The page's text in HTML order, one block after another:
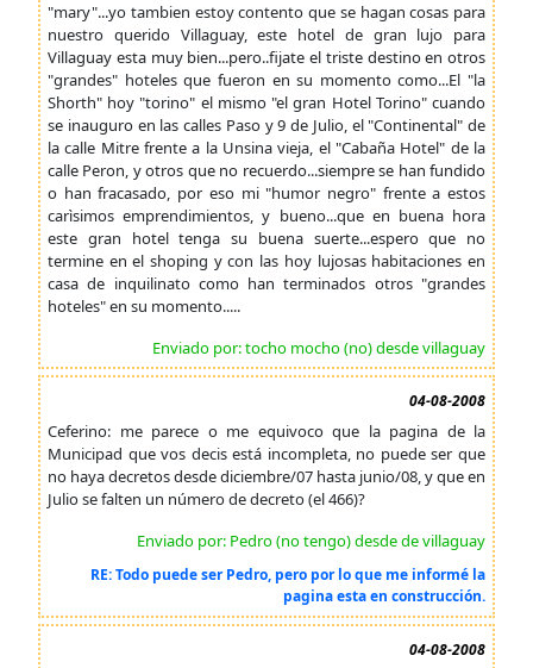
"mary"...yo tambien estoy contento que se hagan cosas para
nuestro querido Villaguay, este hotel de gran lujo para
Villaguay esta muy bien...pero..fijate el triste destino en otros
"grandes" hoteles que fueron en su momento como...El "la
Shorth" hoy "torino" el mismo "el gran Hotel Torino" cuando
se inauguro en las calles Paso y 9 de Julio, el "Continental" de
la calle Mitre frente a la Unsina vieja, el "Cabaña Hotel" de la
calle Peron, y otros que no recuerdo...siempre se han fundido
o han fracasado, por eso mi "humor negro" frente a estos
carìsimos emprendimientos, y bueno...que en buena hora
este gran hotel tenga su buena suerte...espero que no
termine en el shoping y con las hoy lujosas habitaciones en
casa de inquilinato como han terminados otros "grandes
hoteles" en su momento.....
Enviado por: tocho mocho (no) desde villaguay
04-08-2008
Ceferino: me parece o me equivoco que la pagina de la
Municipad que vos decis está incompleta, no puede ser que
no haya decretos desde diciembre/07 hasta junio/08, y que en
Julio se falten un número de decreto (el 466)?
Enviado por: Pedro (no tengo) desde de villaguay
RE: Todo puede ser Pedro, pero por lo que me informé la
pagina esta en construcción.
04-08-2008